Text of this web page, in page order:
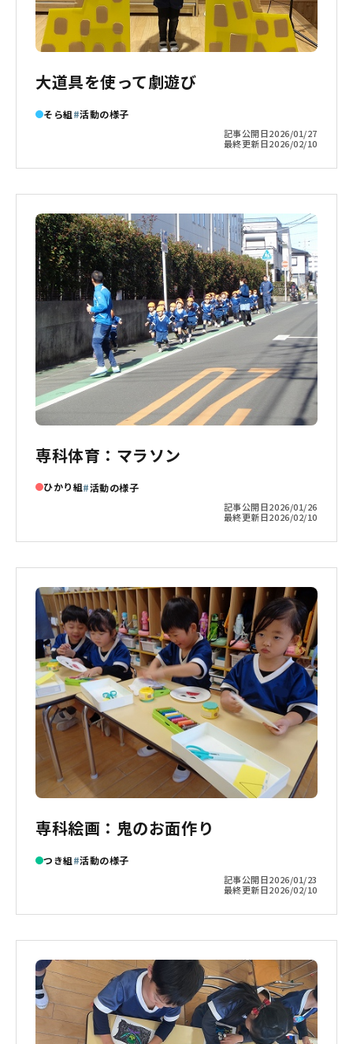
大道具を使って劇遊び
そら組 活動の様子
記事公開日2026/01/27
最終更新日2026/02/10
専科体育：マラソン
ひかり組 活動の様子
記事公開日2026/01/26
最終更新日2026/02/10
専科絵画：鬼のお面作り
つき組 活動の様子
記事公開日2026/01/23
最終更新日2026/02/10